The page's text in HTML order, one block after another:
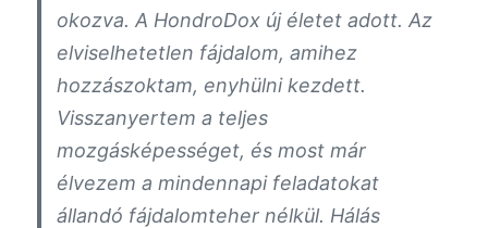
okozva. A HondroDox új életet adott. Az
elviselhetetlen fájdalom, amihez
hozzászoktam, enyhülni kezdett.
Visszanyertem a teljes
mozgásképességet, és most már
élvezem a mindennapi feladatokat
állandó fájdalomteher nélkül. Hálás